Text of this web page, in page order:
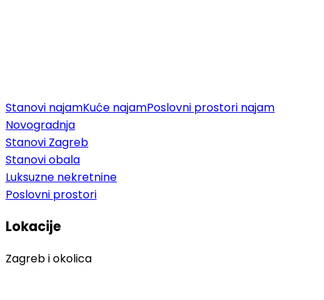
Stanovi najamKuće najamPoslovni prostori najam
Novogradnja
Stanovi Zagreb
Stanovi obala
Luksuzne nekretnine
Poslovni prostori
Lokacije
Zagreb i okolica